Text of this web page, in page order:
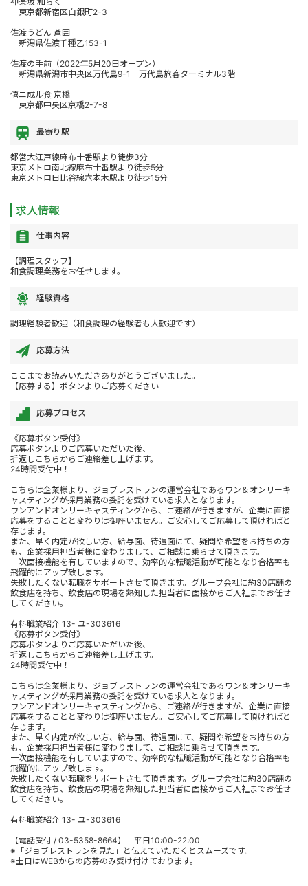
東京都新宿区白銀町2-3
佐渡うどん 蒼囲
新潟県佐渡千種乙153-1
佐渡の手前（2022年5月20日オープン）
新潟県新潟市中央区万代島9-1 万代島旅客ターミナル3階
僖ニ成ル食 京橋
東京都中央区京橋2-7-8
最寄り駅
都営大江戸線麻布十番駅より徒歩3分
東京メトロ南北線麻布十番駅より徒歩5分
東京メトロ日比谷線六本木駅より徒歩15分
求人情報
仕事内容
【調理スタッフ】
和食調理業務をお任せします。
経験資格
調理経験者歓迎（和食調理の経験者も大歓迎です）
応募方法
ここまでお読みいただきありがとうございました。
【応募する】ボタンよりご応募ください
応募プロセス
《応募ボタン受付》
応募ボタンよりご応募いただいた後、
折返しこちらからご連絡差し上げます。
24時間受付中！
こちらは企業様より、ジョブレストランの運営会社であるワン＆オンリーキ
ャスティングが採用業務の委託を受けている求人となります。
ワンアンドオンリーキャスティングから、ご連絡が行きますが、企業に直接
応募をすることと変わりは御座いません。ご安心してご応募して頂ければと
存じます。
また、早く内定が欲しい方、給与面、待遇面にて、疑問や希望をお持ちの方
も、企業採用担当者様に変わりまして、ご相談に乗らせて頂きます。
一次面接機能を有していますので、効率的な転職活動が可能となり合格率も
飛躍的にアップ致します。
失敗したくない転職をサポートさせて頂きます。グループ会社に約30店舗の
飲食店を持ち、飲食店の現場を熟知した担当者に面接からご入社までお任せ
してください。
有料職業紹介 13- ユ-303616
《応募ボタン受付》
応募ボタンよりご応募いただいた後、
折返しこちらからご連絡差し上げます。
24時間受付中！
こちらは企業様より、ジョブレストランの運営会社であるワン＆オンリーキ
ャスティングが採用業務の委託を受けている求人となります。
ワンアンドオンリーキャスティングから、ご連絡が行きますが、企業に直接
応募をすることと変わりは御座いません。ご安心してご応募して頂ければと
存じます。
また、早く内定が欲しい方、給与面、待遇面にて、疑問や希望をお持ちの方
も、企業採用担当者様に変わりまして、ご相談に乗らせて頂きます。
一次面接機能を有していますので、効率的な転職活動が可能となり合格率も
飛躍的にアップ致します。
失敗したくない転職をサポートさせて頂きます。グループ会社に約30店舗の
飲食店を持ち、飲食店の現場を熟知した担当者に面接からご入社までお任せ
してください。
有料職業紹介 13- ユ-303616
【電話受付 / 03-5358-8664】 平日10:00-22:00
※「ジョブレストランを見た」と伝えていただくとスムーズです。
※土日はWEBからの応募のみ受け付けております。